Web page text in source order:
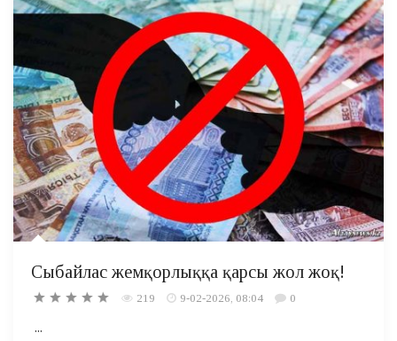
Сыбайлас жемқорлыққа қарсы жол жоқ!
219 9-02-2026, 08:04 0
...